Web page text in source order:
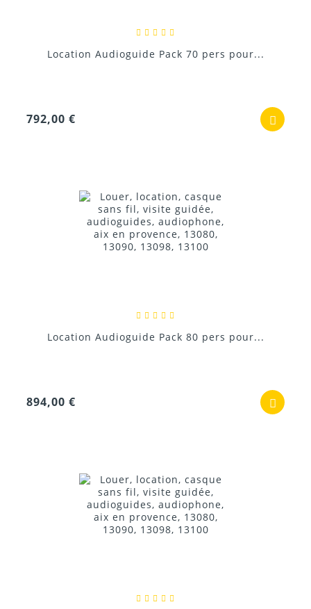
Location Audioguide Pack 70 pers pour...
792,00 €
Location Audioguide Pack 80 pers pour...
894,00 €